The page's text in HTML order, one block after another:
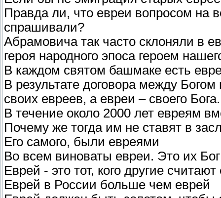
Правда ли, что евреи вопросом на
спрашивали?
Абрамовича так часто склоняли в
героя народного эпоса героем
В каждом святом башмаке есть
В результате договора между
своих евреев, а евреи – своего Бога.
В течение около 2000 лет евреям
Почему же тогда им не ставят в
Его самого, были евреями
Во всем виноваты евреи. Это их
Еврей - это тот, кого другие
Еврей в России больше чем еврей